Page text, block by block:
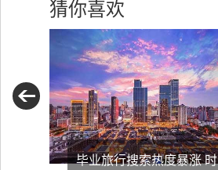
猜你喜欢
毕业旅行搜索热度暴涨 时